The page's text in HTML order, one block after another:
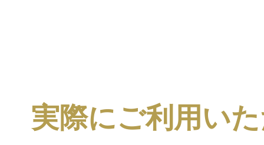
実際にご利用い